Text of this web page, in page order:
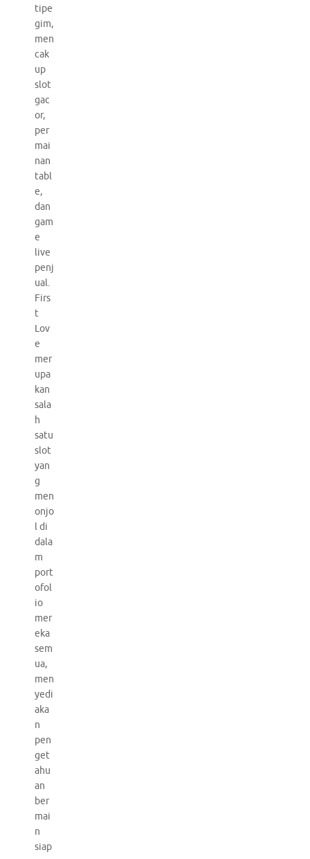
tipe
gim,
men
cak
up
slot
gac
or,
per
mai
nan
tabl
e,
dan
gam
e
live
penj
ual.
Firs
t
Lov
e
mer
upa
kan
sala
h
satu
slot
yan
g
men
onjo
l di
dala
m
port
ofol
io
mer
eka
sem
ua,
men
yedi
aka
n
pen
get
ahu
an
ber
mai
n
siap